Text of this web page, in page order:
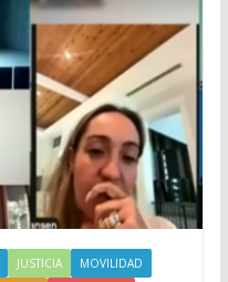
JUSTICIA
MOVILIDAD